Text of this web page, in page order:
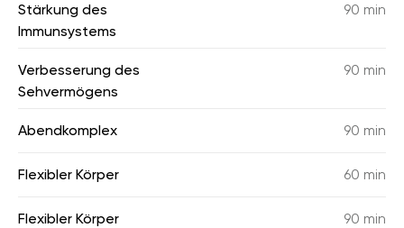
Stärkung des
Immunsystems
90 min
Verbesserung des
Sehvermögens
90 min
Abendkomplex 90 min
Flexibler Körper 60 min
Flexibler Körper 90 min